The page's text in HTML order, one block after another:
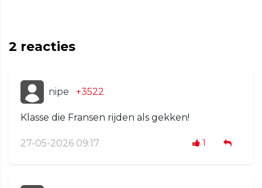
2 reacties
nipe +3522
Klasse die Fransen rijden als gekken!
27-05-2026 09:17 1